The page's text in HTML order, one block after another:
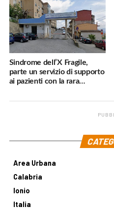
Sindrome dell’X Fragile,
parte un servizio di supporto
ai pazienti con la rara
Area Urbana
Calabria
Ionio
Italia